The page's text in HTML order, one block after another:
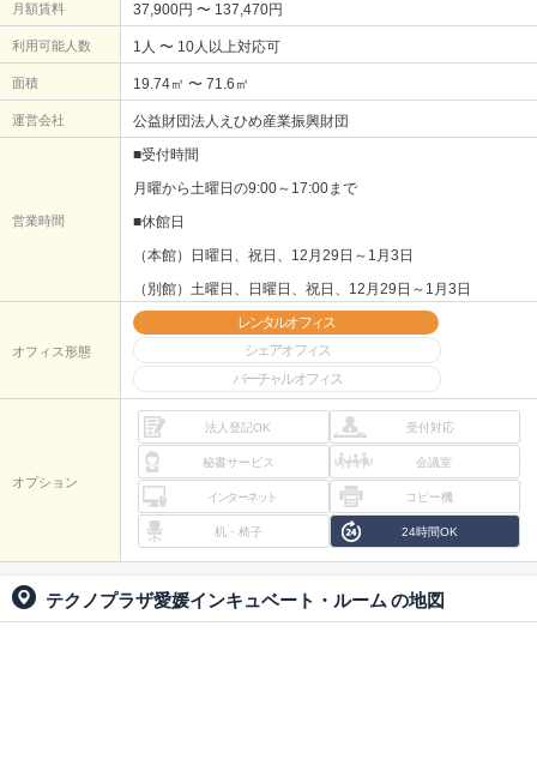
月額賃料 37,900円 〜 137,470円
利用可能人数 1人 〜 10人以上対応可
面積 19.74㎡ 〜 71.6㎡
運営会社 公益財団法人えひめ産業振興財団
営業時間
■受付時間
月曜から土曜日の9:00～17:00まで
■休館日
（本館）日曜日、祝日、12月29日～1月3日
（別館）土曜日、日曜日、祝日、12月29日～1月3日
オフィス形態
レンタルオフィス
シェアオフィス
バーチャルオフィス
オプション
法人登記OK 受付対応
秘書サービス 会議室
インターネット コピー機
机・椅子 24時間OK
テクノプラザ愛媛インキュベート・ルーム の地図